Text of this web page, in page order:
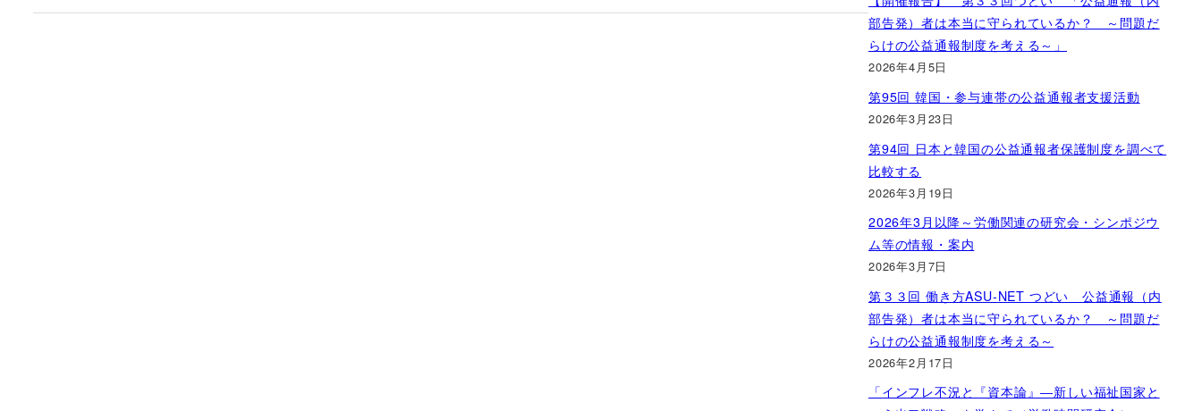
部告発）者は本当に守られているか？ ～問題だ
らけの公益通報制度を考える～」
2026年4月5日
第95回 韓国・参与連帯の公益通報者支援活動
2026年3月23日
第94回 日本と韓国の公益通報者保護制度を調べて
比較する
2026年3月19日
2026年3月以降～労働関連の研究会・シンポジウ
ム等の情報・案内
2026年3月7日
第３３回 働き方ASU-NET つどい 公益通報（内
部告発）者は本当に守られているか？ ～問題だ
らけの公益通報制度を考える～
2026年2月17日
「インフレ不況と『資本論』―新しい福祉国家と